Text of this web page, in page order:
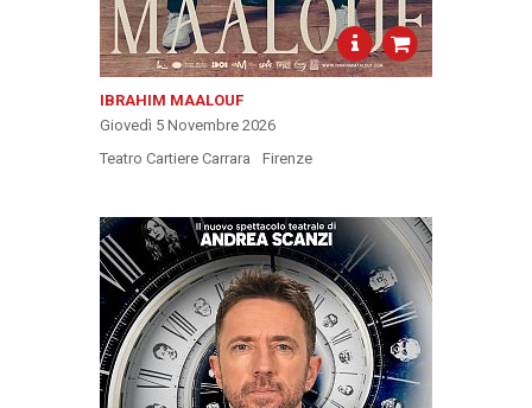
IBRAHIM MAALOUF
Giovedì 5 Novembre 2026
Teatro Cartiere Carrara
Firenze